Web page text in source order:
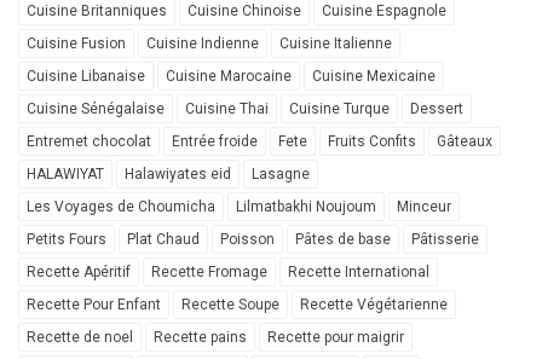
Cuisine Britanniques
Cuisine Chinoise
Cuisine Espagnole
Cuisine Fusion
Cuisine Indienne
Cuisine Italienne
Cuisine Libanaise
Cuisine Marocaine
Cuisine Mexicaine
Cuisine Sénégalaise
Cuisine Thai Cuisine Turque
Dessert
Entremet chocolat
Entrée froide Fete Fruits Confits
Gâteaux
HALAWIYAT
Halawiyates eid
Lasagne
Les Voyages de Choumicha
Lilmatbakhi Noujoum
Minceur
Petits Fours
Plat Chaud Poisson Pâtes de base
Pâtisserie
Recette Apéritif
Recette Fromage
Recette International
Recette Pour Enfant
Recette Soupe
Recette Végétarienne
Recette de noel
Recette pains
Recette pour maigrir